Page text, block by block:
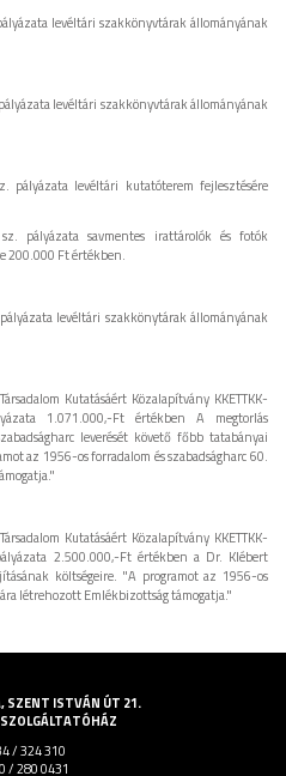
levéltári szakkönyvtárak állományának
levéltári szakkönyvtárak állományának
pályázata levéltári kutatóterem fejlesztésére
pályázata savmentes irattárolók és fotók
200.000 Ft értékben.
levéltári szakkönytárak állományának
Kutatásáért Közalapítvány KKETTKK-
1.071.000,-Ft értékben A megtorlás
leverését követő főbb tatabányai
az 1956-os forradalom és szabadságharc 60.
Kutatásáért Közalapítvány KKETTKK-
2.500.000,-Ft értékben a Dr. Klébert
költségeire. "A programot az 1956-os
létrehozott Emlékbizottság támogatja."
SZENT ISTVÁN ÚT 21.
SZOLGÁLTATÓHÁZ
/ 324 310
/ 280 0431